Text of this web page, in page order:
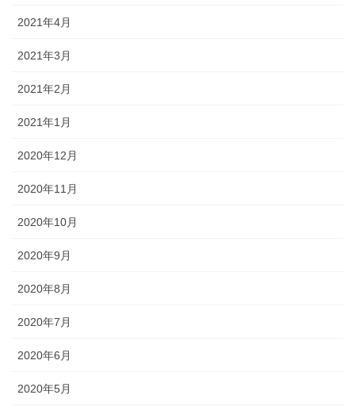
2021年4月
2021年3月
2021年2月
2021年1月
2020年12月
2020年11月
2020年10月
2020年9月
2020年8月
2020年7月
2020年6月
2020年5月